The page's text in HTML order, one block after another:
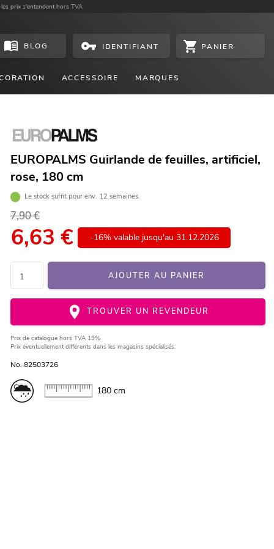
prix s'entendent hors TVA
BLOG IDENTIFIANT PANIER
ACCESSOIRE MARQUES
EUROPALMS Guirlande de feuilles, artificiel,
rose, 180 cm
Le stock suffit pour env. 12 semaines.
7,90 €
6,63 € -16% valable jusqu'au 31.12.2026
AJOUTER AU PANIER
TROUVER UN REVENDEUR
Prix de catalogue hors TVA 19%
Prix éventuellement différents dans les magasins spécialisés.
No. 82503726
180 cm